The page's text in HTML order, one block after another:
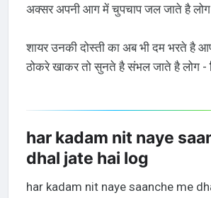
अक्सर अपनी आग में चुपचाप जल जाते है लोग
शायर उनकी दोस्ती का अब भी दम भरते है
ठोकरे खाकर तो सुनते है संभल जाते है लोग -
har kadam nit naye
dhal jate hai log
har kadam nit naye saanche me